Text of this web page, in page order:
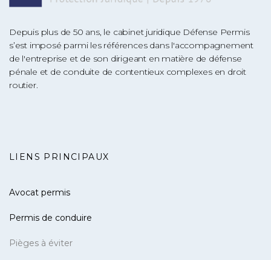
Depuis plus de 50 ans, le cabinet juridique Défense Permis
s’est imposé parmi les références dans l'accompagnement
de l'entreprise et de son dirigeant en matière de défense
pénale et de conduite de contentieux complexes en droit
routier.
LIENS PRINCIPAUX
Avocat permis
Permis de conduire
Pièges à éviter